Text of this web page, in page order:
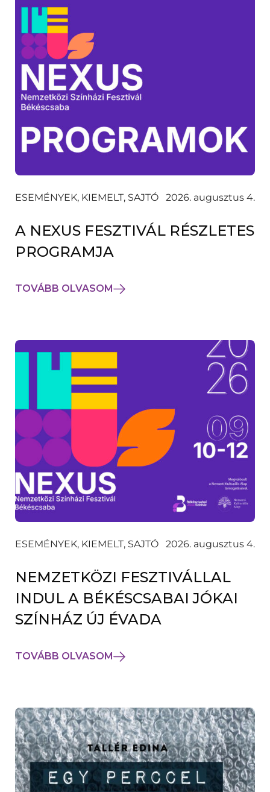
ESEMÉNYEK, KIEMELT, SAJTÓ 2026. augusztus 4.
A NEXUS FESZTIVÁL RÉSZLETES
PROGRAMJA
TOVÁBB OLVASOM
ESEMÉNYEK, KIEMELT, SAJTÓ 2026. augusztus 4.
NEMZETKÖZI FESZTIVÁLLAL
INDUL A BÉKÉSCSABAI JÓKAI
SZÍNHÁZ ÚJ ÉVADA
TOVÁBB OLVASOM